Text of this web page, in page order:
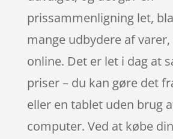
prissammenligning let,
mange udbydere af
online. Det er let i dag at
priser – du kan gøre det
eller en tablet uden brug
computer. Ved at købe